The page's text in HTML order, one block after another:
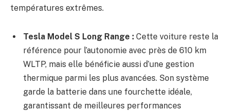
températures extrêmes.
Tesla Model S Long Range : Cette voiture reste la
référence pour l’autonomie avec près de 610 km
WLTP, mais elle bénéficie aussi d’une gestion
thermique parmi les plus avancées. Son système
garde la batterie dans une fourchette idéale,
garantissant de meilleures performances